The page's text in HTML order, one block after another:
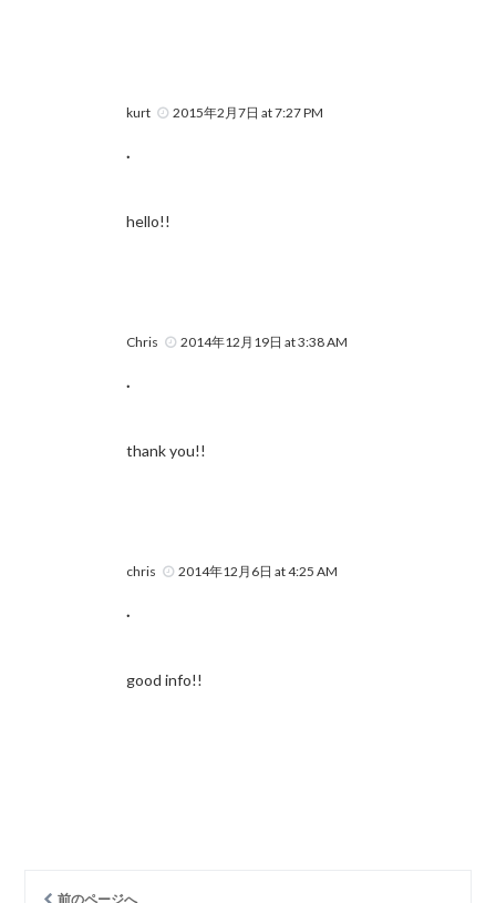
kurt 2015年2月7日 at 7:27 PM
.
hello!!
Chris 2014年12月19日 at 3:38 AM
.
thank you!!
chris 2014年12月6日 at 4:25 AM
.
good info!!
前のページへ